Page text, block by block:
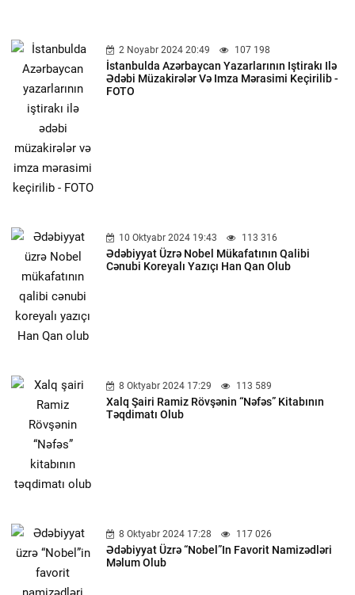
2 Noyabr 2024 20:49 107 198
İstanbulda Azərbaycan Yazarlarının Iştirakı Ilə
Ədəbi Müzakirələr Və Imza Mərasimi Keçirilib -
FOTO
10 Oktyabr 2024 19:43 113 316
Ədəbiyyat Üzrə Nobel Mükafatının Qalibi
Cənubi Koreyalı Yazıçı Han Qan Olub
8 Oktyabr 2024 17:29 113 589
Xalq Şairi Ramiz Rövşənin “Nəfəs” Kitabının
Təqdimatı Olub
8 Oktyabr 2024 17:28 117 026
Ədəbiyyat Üzrə “Nobel”in Favorit Namizədləri
Məlum Olub